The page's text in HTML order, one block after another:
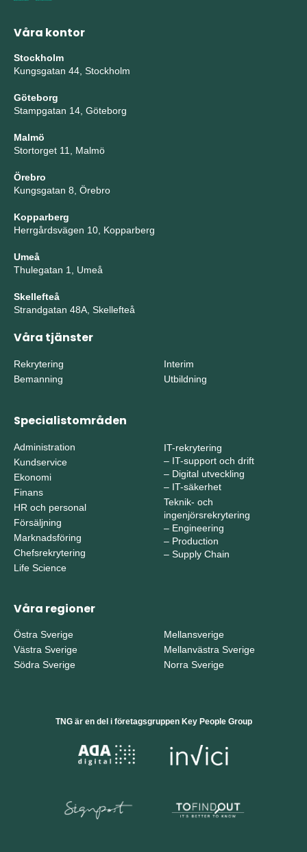
Våra kontor
Stockholm
Kungsgatan 44, Stockholm
Göteborg
Stampgatan 14, Göteborg
Malmö
Stortorget 11, Malmö
Örebro
Kungsgatan 8, Örebro
Kopparberg
Herrgårdsvägen 10, Kopparberg
Umeå
Thulegatan 1, Umeå
Skellefteå
Strandgatan 48A, Skellefteå
Våra tjänster
Rekrytering
Bemanning
Interim
Utbildning
Specialistområden
Administration
Kundservice
Ekonomi
Finans
HR och personal
Försäljning
Marknadsföring
Chefsrekrytering
Life Science
IT-rekrytering
– IT-support och drift
– Digital utveckling
– IT-säkerhet
Teknik- och
ingenjörsrekrytering
– Engineering
– Production
– Supply Chain
Våra regioner
Östra Sverige
Västra Sverige
Södra Sverige
Mellansverige
Mellanvästra Sverige
Norra Sverige
TNG är en del i företagsgruppen Key People Group